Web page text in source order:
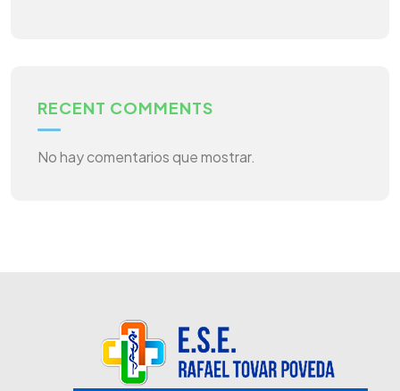
RECENT COMMENTS
No hay comentarios que mostrar.